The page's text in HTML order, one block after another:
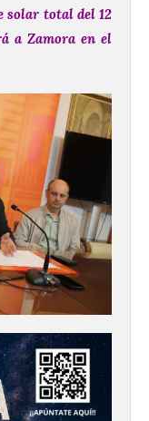
solar total del 12
a Zamora en el